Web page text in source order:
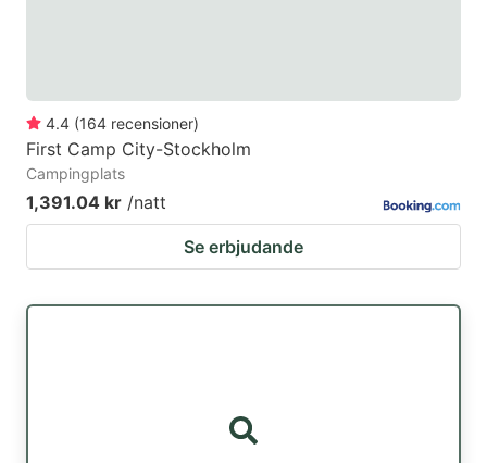
4.4 (164 recensioner)
First Camp City-Stockholm
Campingplats
1,391.04 kr /natt
Se erbjudande